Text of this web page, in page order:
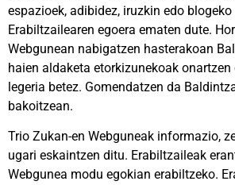
espazioek, adibidez, iruzkin edo blogeko
Erabiltzailearen egoera ematen dute.
Webgunean nabigatzen hasterakoan
haien aldaketa etorkizunekoak onartzen
legeria betez. Gomendatzen da
bakoitzean.
Trio Zukan-en Webguneak informazio,
ugari eskaintzen ditu. Erabiltzaileak
Webgunea modu egokian erabiltzeko.